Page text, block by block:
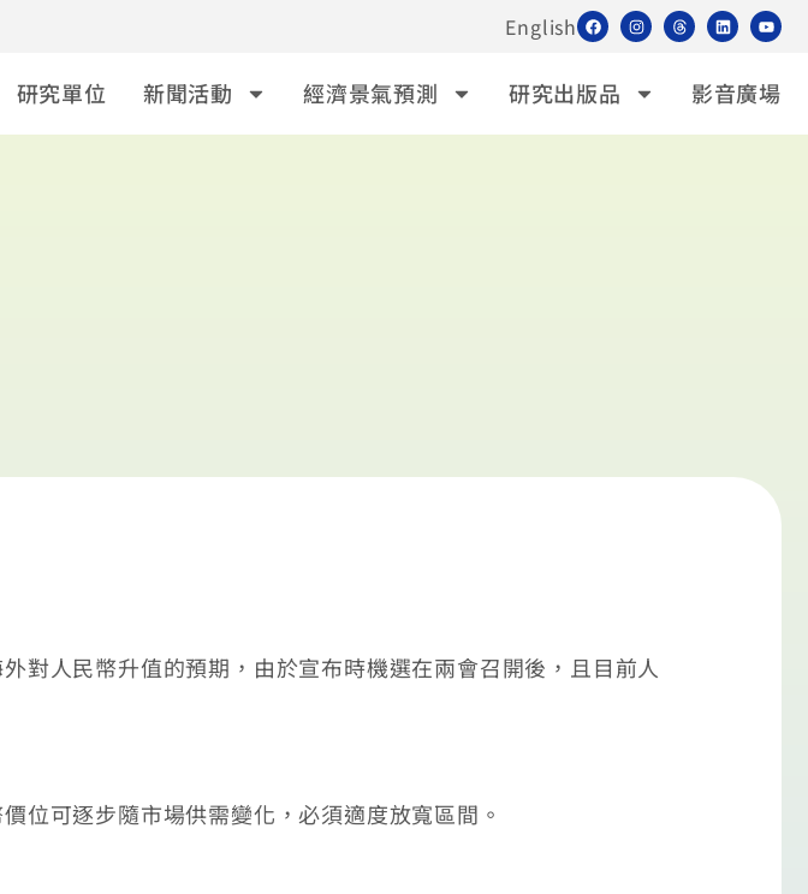
English
研究單位 新聞活動 經濟景氣預測 研究出版品 影音廣場
人民幣升值的預期，由於宣布時機選在兩會召開後，且目前人
可逐步隨市場供需變化，必須適度放寬區間。